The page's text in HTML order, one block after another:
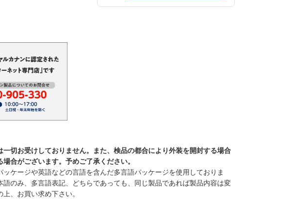
切お受けしておりません。また、検品の都合により外装を開封する場合
合がございます。予めご了承ください。
ケージや英語などの言語を含んだ多言語パッケージを使用しておりま
のみ、多言語表記、どちらであっても、同じ製品であれば製品内容は変
、お買い求め下さい。